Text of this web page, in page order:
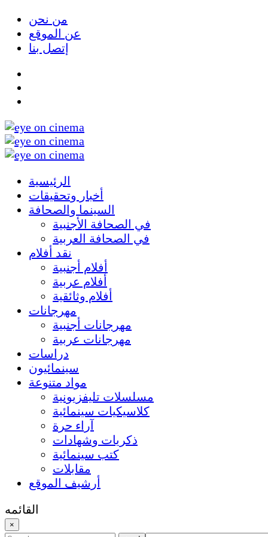
من نحن
عن الموقع
إتصل بنا
الرئيسية
أخبار وتحقيقات
السينما والصحافة
في الصحافة الأجنبية
في الصحافة العربية
نقد أفلام
أفلام أجنبية
أفلام عربية
أفلام وثائقية
مهرجانات
مهرجانات أجنبية
مهرجانات عربية
دراسات
سينمائيون
مواد متنوعة
مسلسلات تليفزيونية
كلاسيكيات سينمائية
آراء حرة
ذكريات وشهادات
كتب سينمائية
مقابلات
أرشيف الموقع
القائمه
×